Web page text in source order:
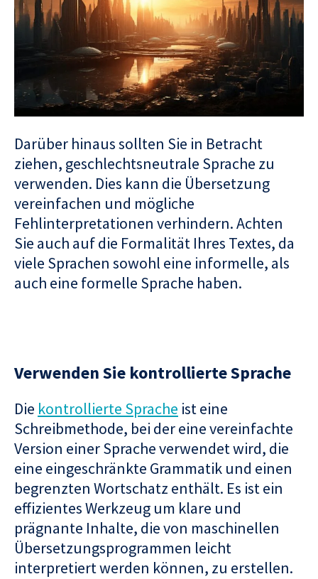
Darüber hinaus sollten Sie in Betracht
ziehen, geschlechtsneutrale Sprache zu
verwenden. Dies kann die Übersetzung
vereinfachen und mögliche
Fehlinterpretationen verhindern. Achten
Sie auch auf die Formalität Ihres Textes, da
viele Sprachen sowohl eine informelle, als
auch eine formelle Sprache haben.
Verwenden Sie kontrollierte Sprache
Die kontrollierte Sprache ist eine
Schreibmethode, bei der eine vereinfachte
Version einer Sprache verwendet wird, die
eine eingeschränkte Grammatik und einen
begrenzten Wortschatz enthält. Es ist ein
effizientes Werkzeug um klare und
prägnante Inhalte, die von maschinellen
Übersetzungsprogrammen leicht
interpretiert werden können, zu erstellen.